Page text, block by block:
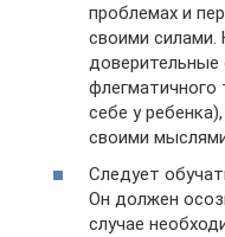
проблемах и
своими
флегматичного
себе у
своими
Следует
Он должен
случае